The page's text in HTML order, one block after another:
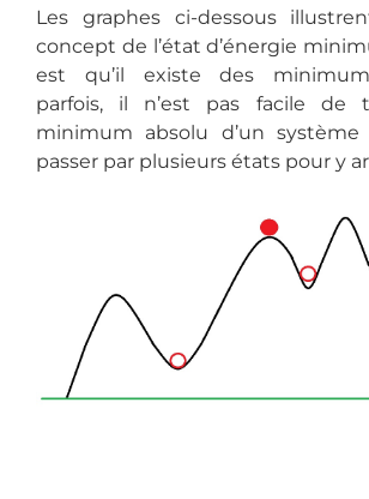
Les graphes ci-dessous
concept de l’état d’énergie
est qu’il existe des
parfois, il n’est pas facile de
minimum absolu d’un
passer par plusieurs états pour y